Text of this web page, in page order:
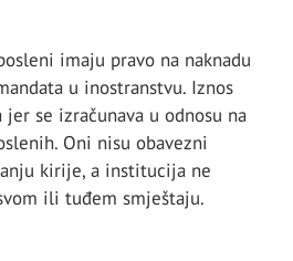
imaju pravo na naknadu
u inostranstvu. Iznos
se izračunava u odnosu na
Oni nisu obavezni
kirije, a institucija ne
ili tuđem smještaju.